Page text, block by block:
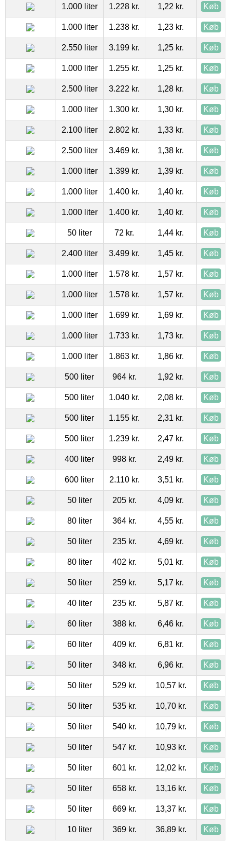
1.000 liter 1.228 kr. 1,22 kr. Køb
1.000 liter 1.238 kr. 1,23 kr. Køb
2.550 liter 3.199 kr. 1,25 kr. Køb
1.000 liter 1.255 kr. 1,25 kr. Køb
2.500 liter 3.222 kr. 1,28 kr. Køb
1.000 liter 1.300 kr. 1,30 kr. Køb
2.100 liter 2.802 kr. 1,33 kr. Køb
2.500 liter 3.469 kr. 1,38 kr. Køb
1.000 liter 1.399 kr. 1,39 kr. Køb
1.000 liter 1.400 kr. 1,40 kr. Køb
1.000 liter 1.400 kr. 1,40 kr. Køb
50 liter 72 kr. 1,44 kr. Køb
2.400 liter 3.499 kr. 1,45 kr. Køb
1.000 liter 1.578 kr. 1,57 kr. Køb
1.000 liter 1.578 kr. 1,57 kr. Køb
1.000 liter 1.699 kr. 1,69 kr. Køb
1.000 liter 1.733 kr. 1,73 kr. Køb
1.000 liter 1.863 kr. 1,86 kr. Køb
500 liter 964 kr. 1,92 kr. Køb
500 liter 1.040 kr. 2,08 kr. Køb
500 liter 1.155 kr. 2,31 kr. Køb
500 liter 1.239 kr. 2,47 kr. Køb
400 liter 998 kr. 2,49 kr. Køb
600 liter 2.110 kr. 3,51 kr. Køb
50 liter 205 kr. 4,09 kr. Køb
80 liter 364 kr. 4,55 kr. Køb
50 liter 235 kr. 4,69 kr. Køb
80 liter 402 kr. 5,01 kr. Køb
50 liter 259 kr. 5,17 kr. Køb
40 liter 235 kr. 5,87 kr. Køb
60 liter 388 kr. 6,46 kr. Køb
60 liter 409 kr. 6,81 kr. Køb
50 liter 348 kr. 6,96 kr. Køb
50 liter 529 kr. 10,57 kr. Køb
50 liter 535 kr. 10,70 kr. Køb
50 liter 540 kr. 10,79 kr. Køb
50 liter 547 kr. 10,93 kr. Køb
50 liter 601 kr. 12,02 kr. Køb
50 liter 658 kr. 13,16 kr. Køb
50 liter 669 kr. 13,37 kr. Køb
10 liter 369 kr. 36,89 kr. Køb